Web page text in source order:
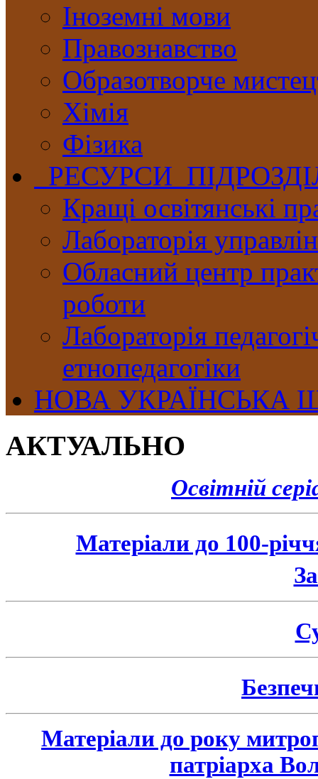
Іноземні мови
Правознавство
Образотворче
Хімія
Фізика
РЕСУРСИ
Кращі освітянські
Лабораторія
Обласний центр
роботи
Лабораторія
етнопедагогіки
НОВА УКРАЇНСЬКА
АКТУАЛЬНО
Освітній
Матеріали до 100-
Матеріали до року
патріарха